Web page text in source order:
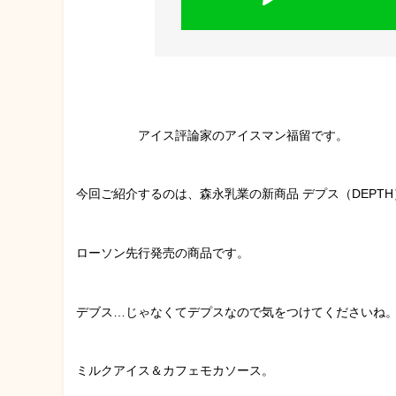
アイス評論家のアイスマン福留です。
今回ご紹介するのは、森永乳業の新商品 デプス（DEPTH
ローソン先行発売の商品です。
デブス…じゃなくてデプスなので気をつけてくださいね
ミルクアイス＆カフェモカソース。